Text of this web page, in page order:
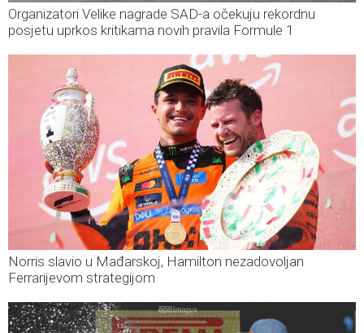
Organizatori Velike nagrade SAD-a očekuju rekordnu
posjetu uprkos kritikama novih pravila Formule 1
Norris slavio u Mađarskoj, Hamilton nezadovoljan
Ferrarijevom strategijom